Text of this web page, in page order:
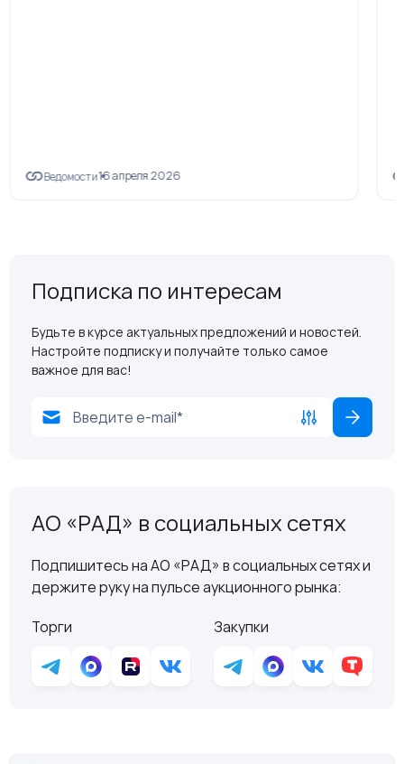
Ведомости16 апреля 2026
Подписка по интересам
Будьте в курсе актуальных предложений и новостей.
Настройте подписку и получайте только самое
важное для вас!
АО «РАД» в социальных сетях
Подпишитесь на АО «РАД» в социальных сетях и
держите руку на пульсе аукционного рынка:
Торги
Закупки